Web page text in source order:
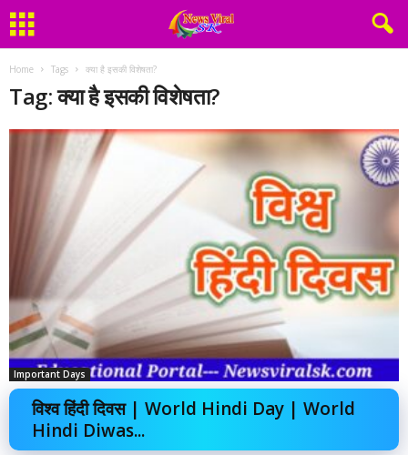
Home Tags क्या है इसकी विशेषता?
Tag: क्या है इसकी विशेषता?
Important Days
विश्व हिंदी दिवस | World Hindi Day | World
Hindi Diwas...